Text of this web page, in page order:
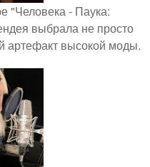
"Человека - Паука:
выбрала не просто
артефакт высокой моды.